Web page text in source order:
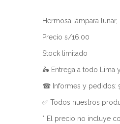
Hermosa lámpara
Precio s/16.00
Stock limitado
🛵 Entrega a todo Lima
☎ Informes y pedidos:
✅ Todos nuestros
* El precio no incluye